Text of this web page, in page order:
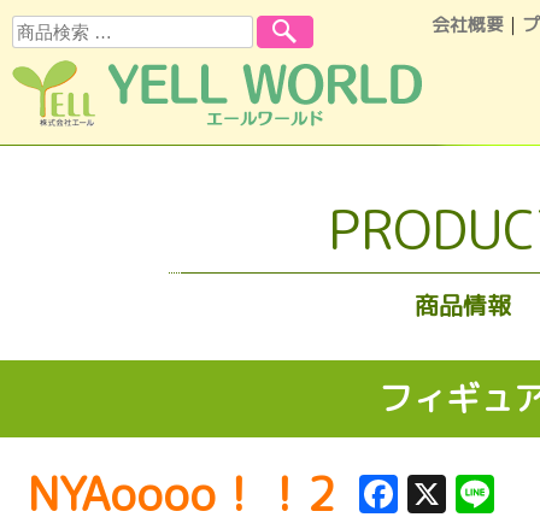
会社概要 ｜
検索
商品情報
フィギュ
NYAoooo！！2 X